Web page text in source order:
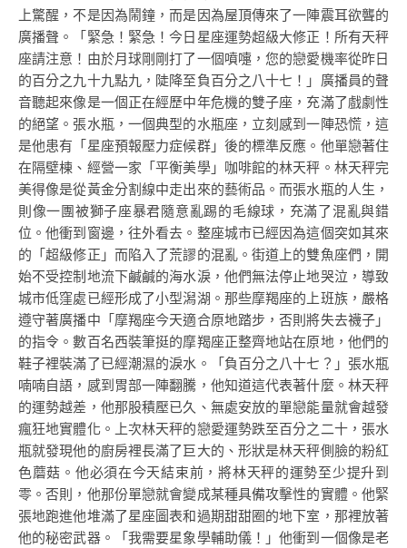
上驚醒，不是因為鬧鐘，而是因為屋頂傳來了一陣震耳欲聾的
廣播聲。「緊急！緊急！今日星座運勢超級大修正！所有天秤
座請注意！由於月球剛剛打了一個噴嚏，您的戀愛機率從昨日
的百分之九十九點九，陡降至負百分之八十七！」廣播員的聲
音聽起來像是一個正在經歷中年危機的雙子座，充滿了戲劇性
的絕望。張水瓶，一個典型的水瓶座，立刻感到一陣恐慌，這
是他患有「星座預報壓力症候群」後的標準反應。他單戀著住
在隔壁棟、經營一家「平衡美學」咖啡館的林天秤。林天秤完
美得像是從黃金分割線中走出來的藝術品。而張水瓶的人生，
則像一團被獅子座暴君隨意亂踢的毛線球，充滿了混亂與錯
位。他衝到窗邊，往外看去。整座城市已經因為這個突如其來
的「超級修正」而陷入了荒謬的混亂。街道上的雙魚座們，開
始不受控制地流下鹹鹹的海水淚，他們無法停止地哭泣，導致
城市低窪處已經形成了小型潟湖。那些摩羯座的上班族，嚴格
遵守著廣播中「摩羯座今天適合原地踏步，否則將失去襪子」
的指令。數百名西裝筆挺的摩羯座正整齊地站在原地，他們的
鞋子裡裝滿了已經潮濕的淚水。「負百分之八十七？」張水瓶
喃喃自語，感到胃部一陣翻騰，他知道這代表著什麼。林天秤
的運勢越差，他那股積壓已久、無處安放的單戀能量就會越發
瘋狂地實體化。上次林天秤的戀愛運勢跌至百分之二十，張水
瓶就發現他的廚房裡長滿了巨大的、形狀是林天秤側臉的粉紅
色蘑菇。他必須在今天結束前，將林天秤的運勢至少提升到
零。否則，他那份單戀就會變成某種具備攻擊性的實體。他緊
張地跑進他堆滿了星座圖表和過期甜甜圈的地下室，那裡放著
他的秘密武器。「我需要星象學輔助儀！」他衝到一個像是老